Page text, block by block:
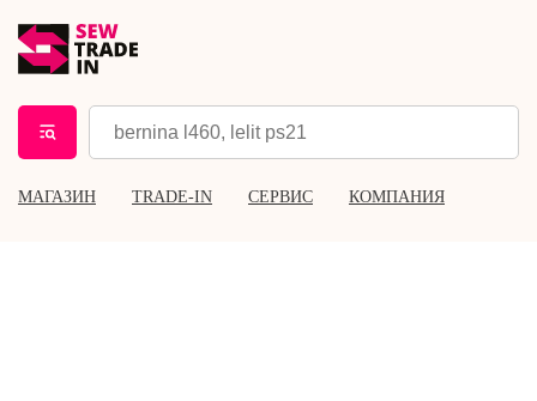
МАГАЗИН TRADE-IN СЕРВИС КОМПАНИЯ